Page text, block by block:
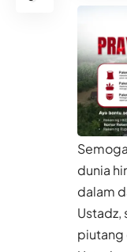
dunia
dalam
Ustadz,
piutang